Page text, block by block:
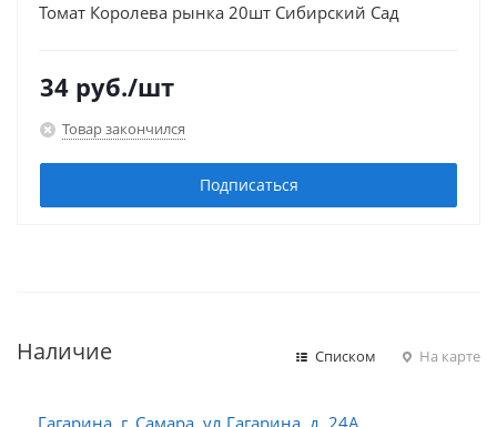
Томат Королева рынка 20шт Сибирский Сад
34 руб./шт
Товар закончился
Подписаться
Наличие Списком На карте
Гагарина, г. Самара, ул.Гагарина, д. 24А